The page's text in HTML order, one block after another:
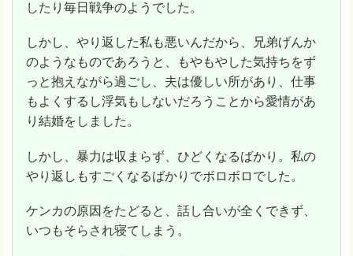
したり毎日戦争のようでした。
しかし、やり返した私も悪いんだから、兄弟げんか
のようなものであろうと、もやもやした気持ちをず
っと抱えながら過ごし、夫は優しい所があり、仕事
もよくするし浮気もしないだろうことから愛情があ
り結婚をしました。
しかし、暴力は収まらず、ひどくなるばかり。私の
やり返しもすごくなるばかりでボロボロでした。
ケンカの原因をたどると、話し合いが全くできず、
いつもそらされ寝てしまう。